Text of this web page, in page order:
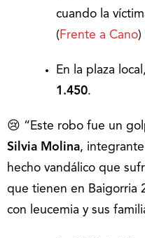
cuando la
( Frente a Cano)
En la plaza
1.450.
😢 “Este robo fue un
Silvia Molina,
hecho vandálico que
que tienen en Baigorria
con leucemia y sus